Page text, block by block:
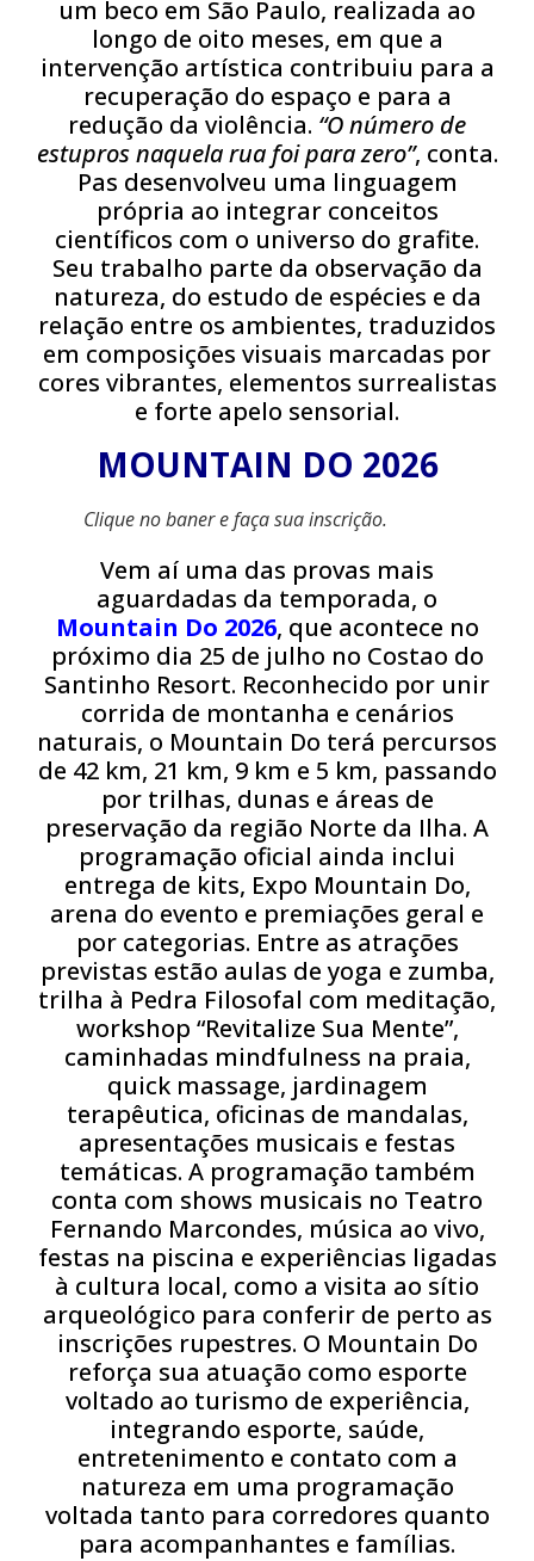
um beco em São Paulo, realizada ao
longo de oito meses, em que a
intervenção artística contribuiu para a
recuperação do espaço e para a
redução da violência. “O número de
estupros naquela rua foi para zero”, conta.
Pas desenvolveu uma linguagem
própria ao integrar conceitos
científicos com o universo do grafite.
Seu trabalho parte da observação da
natureza, do estudo de espécies e da
relação entre os ambientes, traduzidos
em composições visuais marcadas por
cores vibrantes, elementos surrealistas
e forte apelo sensorial.
MOUNTAIN DO 2026
Clique no baner e faça sua inscrição.
Vem aí uma das provas mais
aguardadas da temporada, o
Mountain Do 2026, que acontece no
próximo dia 25 de julho no Costao do
Santinho Resort. Reconhecido por unir
corrida de montanha e cenários
naturais, o Mountain Do terá percursos
de 42 km, 21 km, 9 km e 5 km, passando
por trilhas, dunas e áreas de
preservação da região Norte da Ilha. A
programação oficial ainda inclui
entrega de kits, Expo Mountain Do,
arena do evento e premiações geral e
por categorias. Entre as atrações
previstas estão aulas de yoga e zumba,
trilha à Pedra Filosofal com meditação,
workshop “Revitalize Sua Mente”,
caminhadas mindfulness na praia,
quick massage, jardinagem
terapêutica, oficinas de mandalas,
apresentações musicais e festas
temáticas. A programação também
conta com shows musicais no Teatro
Fernando Marcondes, música ao vivo,
festas na piscina e experiências ligadas
à cultura local, como a visita ao sítio
arqueológico para conferir de perto as
inscrições rupestres. O Mountain Do
reforça sua atuação como esporte
voltado ao turismo de experiência,
integrando esporte, saúde,
entretenimento e contato com a
natureza em uma programação
voltada tanto para corredores quanto
para acompanhantes e famílias.